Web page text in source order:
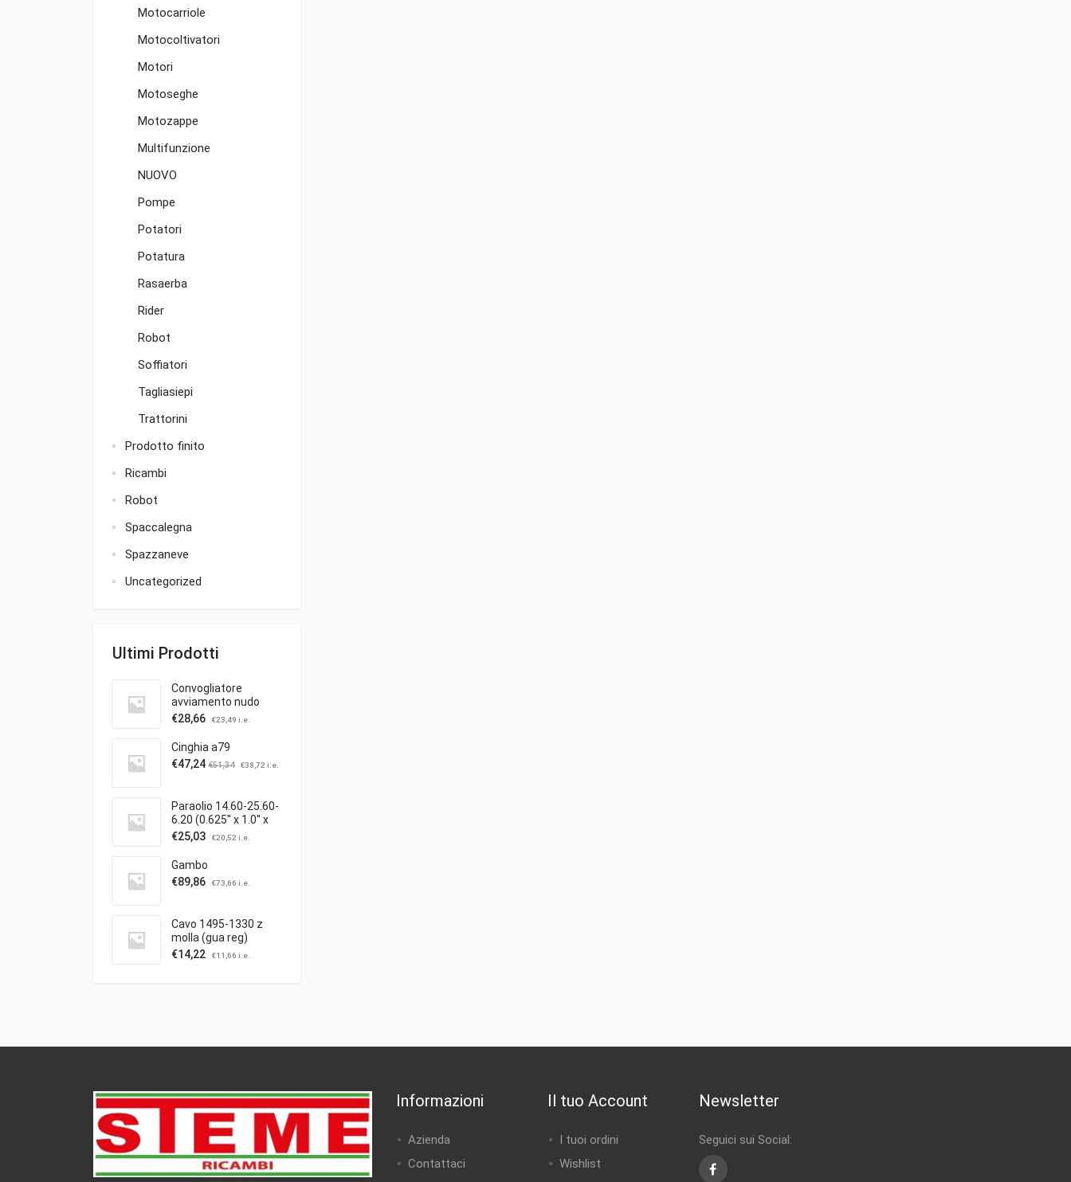
Motocarriole
Motocoltivatori
Motori
Motoseghe
Motozappe
Multifunzione
NUOVO
Pompe
Potatori
Potatura
Rasaerba
Rider
Robot
Soffiatori
Tagliasiepi
Trattorini
Prodotto finito
Ricambi
Robot
Spaccalegna
Spazzaneve
Uncategorized
Ultimi Prodotti
Convogliatore
avviamento nudo
€28,66 €23,49 i.e.
Cinghia a79
€47,24 €51,34 €38,72 i.e.
Paraolio 14.60-25.60-
6.20 (0.625'' x 1.0'' x
0.25'')
€25,03 €20,52 i.e.
Gambo
€89,86 €73,66 i.e.
Cavo 1495-1330 z
molla (gua reg)
trazione
€14,22 €11,66 i.e.
Informazioni
Azienda
Contattaci
Il tuo Account
I tuoi ordini
Wishlist
Newsletter
Seguici sui Social:
Facebook